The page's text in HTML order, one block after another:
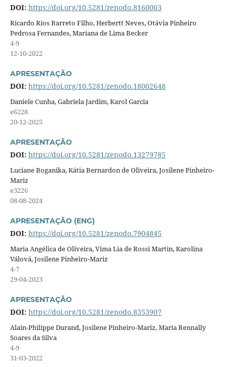
DOI: https://doi.org/10.5281/zenodo.8160003
Ricardo Rios Barreto Filho, Herbertt Neves, Otávia Pinheiro
Pedrosa Fernandes, Mariana de Lima Becker
4-9
12-10-2022
APRESENTAÇÃO
DOI: https://doi.org/10.5281/zenodo.18002648
Daniele Cunha, Gabriela Jardim, Karol Garcia
e6228
20-12-2025
APRESENTAÇÃO
DOI: https://doi.org/10.5281/zenodo.13279785
Luciane Boganika, Kátia Bernardon de Oliveira, Josilene Pinheiro-
Mariz
e3226
08-08-2024
APRESENTAÇÃO (ENG)
DOI: https://doi.org/10.5281/zenodo.7904845
Maria Angélica de Oliveira, Vima Lia de Rossi Martin, Karolina
Válová, Josilene Pinheiro-Mariz
4-7
29-04-2023
APRESENTAÇÃO
DOI: https://doi.org/10.5281/zenodo.8353907
Alain-Philippe Durand, Josilene Pinheiro-Mariz, Maria Rennally
Soares da Silva
4-9
31-03-2022